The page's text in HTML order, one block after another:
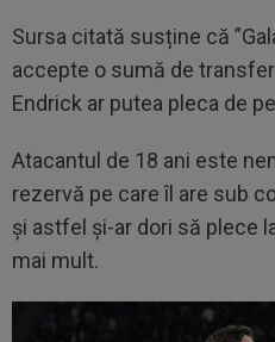
Sursa citată susține că
accepte o sumă de
Endrick ar putea pleca de
Atacantul de 18 ani este
rezervă pe care îl are sub
și astfel și-ar dori să plece
mai mult.